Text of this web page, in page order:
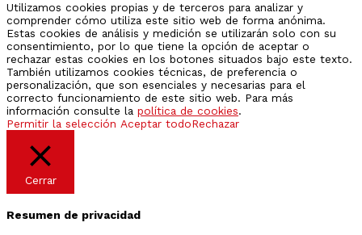
Utilizamos cookies propias y de terceros para analizar y
comprender cómo utiliza este sitio web de forma anónima.
Estas cookies de análisis y medición se utilizarán solo con su
consentimiento, por lo que tiene la opción de aceptar o
rechazar estas cookies en los botones situados bajo este texto.
También utilizamos cookies técnicas, de preferencia o
personalización, que son esenciales y necesarias para el
correcto funcionamiento de este sitio web. Para más
información consulte la política de cookies.
Permitir la selección Aceptar todoRechazar
Cerrar
Resumen de privacidad